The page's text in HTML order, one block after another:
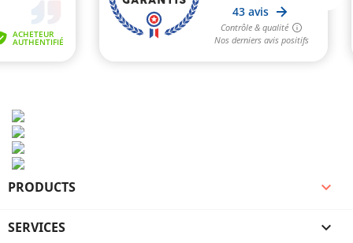
PRODUCTS 
SERVICES 